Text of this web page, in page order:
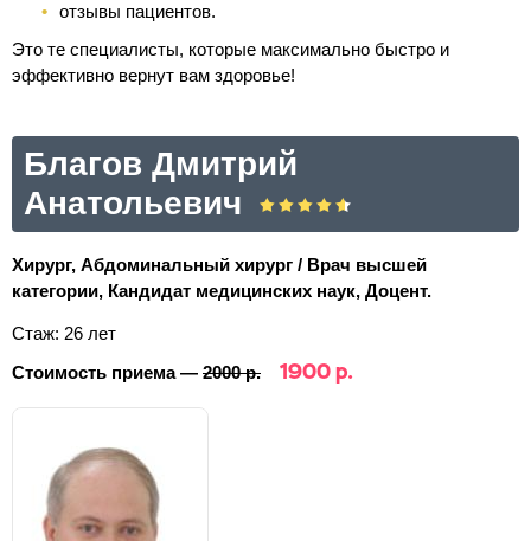
отзывы пациентов.
Это те специалисты, которые максимально быстро и
эффективно вернут вам здоровье!
Благов Дмитрий
Анатольевич
Хирург, Абдоминальный хирург / Врач высшей
категории, Кандидат медицинских наук, Доцент.
Стаж: 26 лет
Стоимость приема — 2000 р. 1900 р.